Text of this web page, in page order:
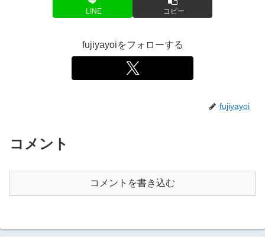
LINE コピー
fujiyayoiをフォローする
fujiyayoi
コメント
コメントを書き込む